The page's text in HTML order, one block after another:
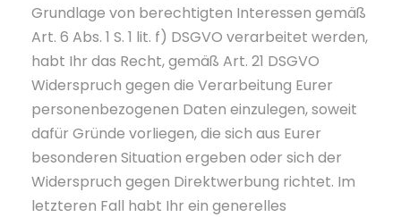
Grundlage von berechtigten Interessen gemäß
Art. 6 Abs. 1 S. 1 lit. f) DSGVO verarbeitet werden,
habt Ihr das Recht, gemäß Art. 21 DSGVO
Widerspruch gegen die Verarbeitung Eurer
personenbezogenen Daten einzulegen, soweit
dafür Gründe vorliegen, die sich aus Eurer
besonderen Situation ergeben oder sich der
Widerspruch gegen Direktwerbung richtet. Im
letzteren Fall habt Ihr ein generelles